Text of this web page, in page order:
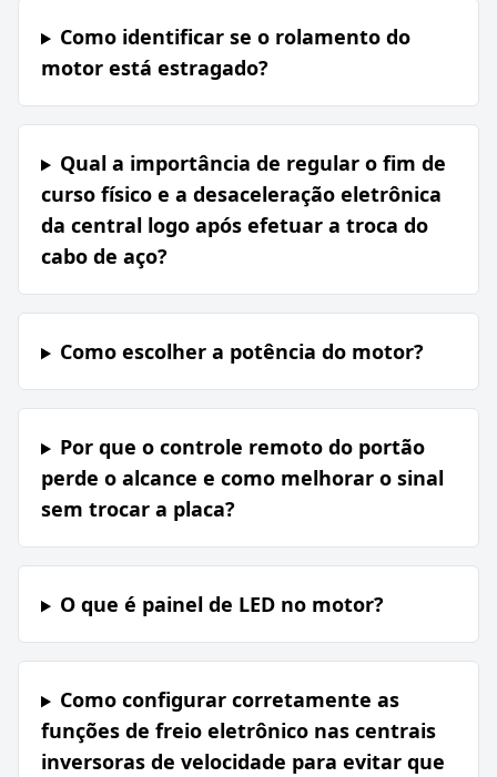
Como identificar se o rolamento do
motor está estragado?
Qual a importância de regular o fim de
curso físico e a desaceleração eletrônica
da central logo após efetuar a troca do
cabo de aço?
Como escolher a potência do motor?
Por que o controle remoto do portão
perde o alcance e como melhorar o sinal
sem trocar a placa?
O que é painel de LED no motor?
Como configurar corretamente as
funções de freio eletrônico nas centrais
inversoras de velocidade para evitar que